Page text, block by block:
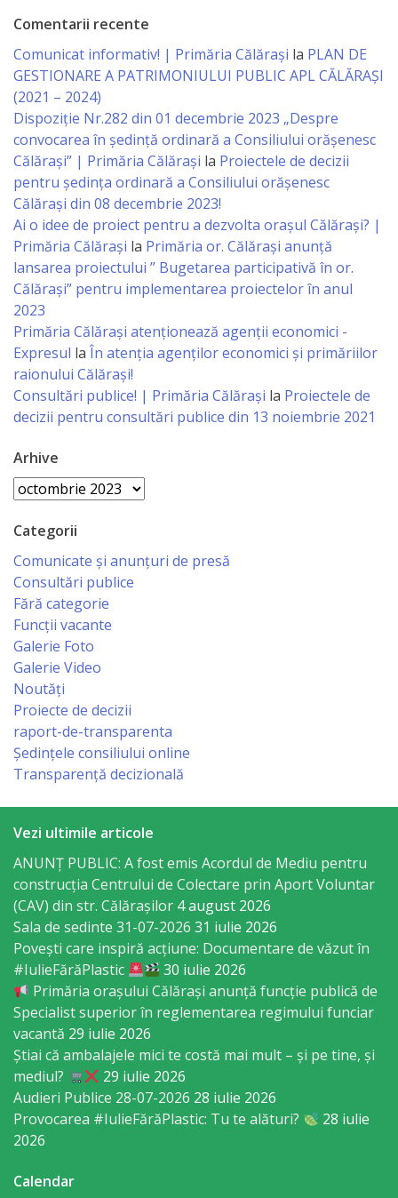
Juridic
Serviciul
în
Reglementarea
Regimului
Funciar
Serviciul
Relaţii
cu
Publicul
Construcţii,
Gospodărie
Comunală
şi
Drumuri
Specialist
în
Problemele
Antreprenoriat,
Business
şi
Comerţ
Specialist
în
Problemele
Tineretului
şi
Sportului
Specialist
Planificare,
Comentarii recente
Comunicat informativ! | Primăria Călărași la PLAN DE
GESTIONARE A PATRIMONIULUI PUBLIC APL CĂLĂRAȘI
(2021 – 2024)
Dispoziție Nr.282 din 01 decembrie 2023 „Despre
convocarea în ședință ordinară a Consiliului orășenesc
Călărași” | Primăria Călărași la Proiectele de decizii
pentru ședința ordinară a Consiliului orășenesc
Călărași din 08 decembrie 2023!
Ai o idee de proiect pentru a dezvolta orașul Călărași? |
Primăria Călărași la Primăria or. Călărași anunță
lansarea proiectului ” Bugetarea participativă în or.
Călărași” pentru implementarea proiectelor în anul
2023
Primăria Călăraşi atenţionează agenţii economici -
Expresul la În atenția agenților economici și primăriilor
raionului Călărași!
Consultări publice! | Primăria Călărași la Proiectele de
decizii pentru consultări publice din 13 noiembrie 2021
Arhive
Arhive
Categorii
Comunicate și anunțuri de presă
Consultări publice
Fără categorie
Funcții vacante
Galerie Foto
Galerie Video
Noutăți
Proiecte de decizii
raport-de-transparenta
Ședințele consiliului online
Transparență decizională
Vezi ultimile articole
ANUNȚ PUBLIC: A fost emis Acordul de Mediu pentru
construcția Centrului de Colectare prin Aport Voluntar
(CAV) din str. Călărașilor 4 august 2026
Sala de sedinte 31-07-2026 31 iulie 2026
Povești care inspiră acțiune: Documentare de văzut în
#IulieFărăPlastic
30 iulie 2026
Primăria orașului Călărași anunță funcție publică de
Specialist superior în reglementarea regimului funciar
vacantă 29 iulie 2026
Știai că ambalajele mici te costă mai mult – și pe tine, și
mediul?
29 iulie 2026
Audieri Publice 28-07-2026 28 iulie 2026
Provocarea #IulieFărăPlastic: Tu te alături?
28 iulie
2026
Calendar